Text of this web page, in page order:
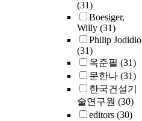
(31)
Boesiger,
Willy (31)
Philip Jodidio
(31)
옥준필 (31)
문한나 (31)
한국건설기
술연구원 (30)
editors (30)